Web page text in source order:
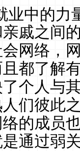
业中的力
戚之间
网络，
都了解
个人与
们彼此
的成员
通过弱